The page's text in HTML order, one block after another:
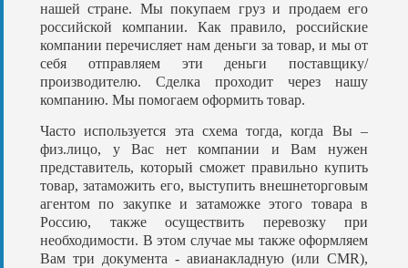
нашей стране. Мы покупаем груз и продаем его
российской компании. Как правило, российские
компании перечисляет нам деньги за товар, и мы от
себя отправляем эти деньги поставщику/
производителю. Сделка проходит через нашу
компанию. Мы помогаем оформить товар.
Часто используется эта схема тогда, когда Вы –
физ.лицо, у Вас нет компании и Вам нужен
представитель, который сможет правильно купить
товар, затаможить его, выступить внешнеторговым
агентом по закупке и затаможке этого товара в
Россию, также осуществить перевозку при
необходимости. В этом случае мы также оформляем
Вам три документа - авианакладную (или CMR),